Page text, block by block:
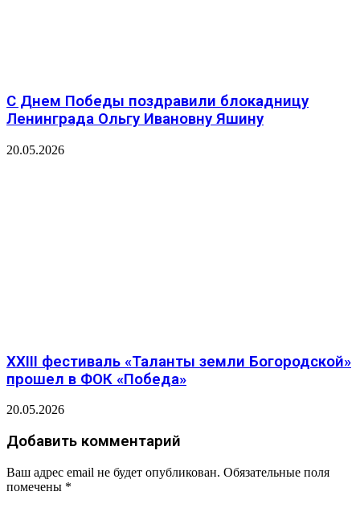
С Днем Победы поздравили блокадницу
Ленинграда Ольгу Ивановну Яшину
20.05.2026
XXIII фестиваль «Таланты земли Богородской»
прошел в ФОК «Победа»
20.05.2026
Добавить комментарий
Ваш адрес email не будет опубликован. Обязательные поля
помечены *